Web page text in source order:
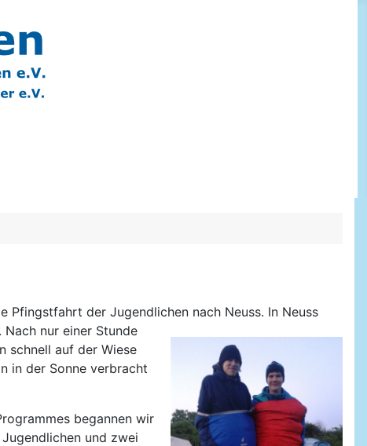
Pfingstfahrt der Jugendlichen nach Neuss. In Neuss
nur einer Stunde
schnell auf der Wiese
in der Sonne verbracht
begannen wir
und zwei